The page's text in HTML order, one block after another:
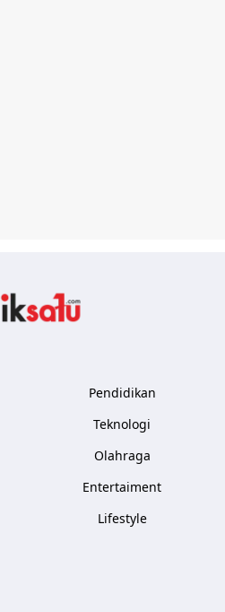
Pendidikan
Teknologi
Olahraga
Entertaiment
Lifestyle